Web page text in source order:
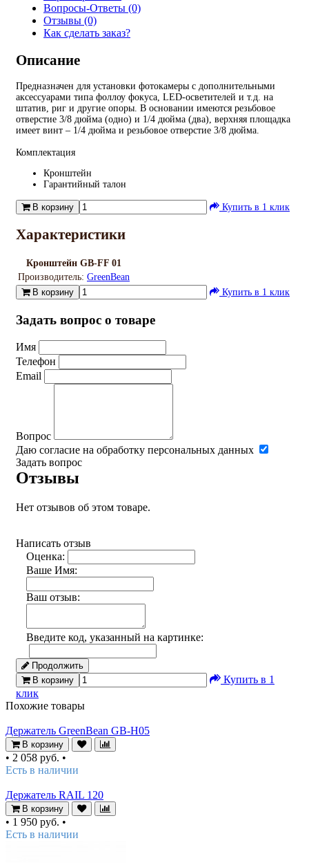
Вопросы-Ответы (0)
Отзывы (0)
Как сделать заказ?
Описание
Предназначен для установки фотокамеры с дополнительными
аксессуарами типа фоллоу фокуса, LED-осветителей и т.д. на
штатив, риг и другие опоры. В основании имеются резьбовое
отверстие 3/8 дюйма (одно) и 1/4 дюйма (два), верхняя площадка
имеет винт – 1/4 дюйма и резьбовое отверстие 3/8 дюйма.
Комплектация
Кронштейн
Гарантийный талон
В корзину Купить в 1 клик
Характеристики
Кронштейн GB-FF 01
Производитель: GreenBean
В корзину
Купить в 1 клик
Задать вопрос о товаре
Имя
Телефон
Email
Вопрос
Даю согласие на обработку персональных данных
Задать вопрос
Отзывы
Нет отзывов об этом товаре.
Написать отзыв
Оценка:
Ваше Имя:
Ваш отзыв:
Введите код, указанный на картинке:
Продолжить
В корзину
Купить в 1
клик
Похожие товары
Держатель GreenBean GB-H05
В корзину
• 2 058 руб. •
Есть в наличии
Держатель RAIL 120
В корзину
• 1 950 руб. •
Есть в наличии